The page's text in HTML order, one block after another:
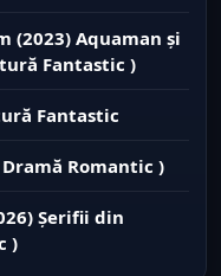
(2023) Aquaman și
Fantastic )
Fantastic
Romantic )
Șerifii din
)